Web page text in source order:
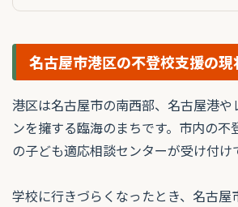
名古屋市港区の不登校支援の現
港区は名古屋市の南西部、名古屋港や
ンを擁する臨海のまちです。市内の不
の子ども適応相談センターが受け付け
学校に行きづらくなったとき、名古屋